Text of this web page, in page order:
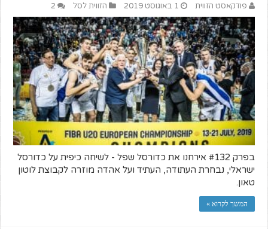
פודקאסט הזווית 1 באוגוסט 2019 הזווית לסל 2
בפרק #132 אירחנו את כדורסל שפל - לשיחה כיפית על כדורסל
ישראלי, נבחרת העתודה, העתיד ועל אהדה מוזרה לקבוצת לוטון
טאון.
המשך לקרוא »